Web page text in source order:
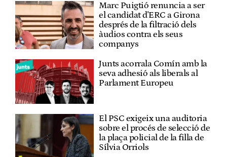
Marc Puigtió renuncia a ser
el candidat d'ERC a Girona
després de la filtració dels
àudios contra els seus
companys
Junts acorrala Comín amb la
seva adhesió als liberals al
Parlament Europeu
El PSC exigeix una auditoria
sobre el procés de selecció de
la plaça policial de la filla de
Sílvia Orriols